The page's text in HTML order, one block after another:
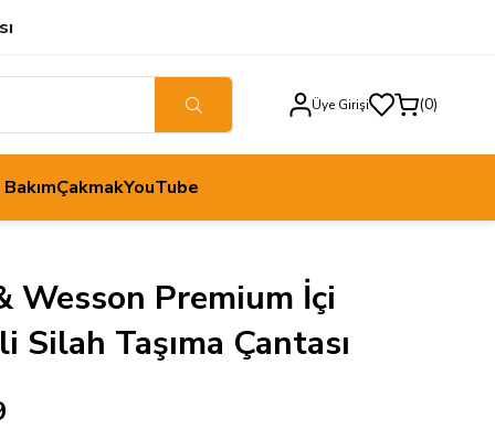
Üye Girişi 0
ÇakmakYouTube
Wesson Premium İçi
Silah Taşıma Çantası